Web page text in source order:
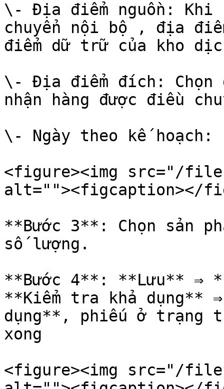
\- Địa điểm nguồn: Khi
chuyển nội bộ , địa
điểm dữ trữ của kho
\- Địa điểm đích: Chọn
nhận hàng được điều
\- Ngày theo kế hoạch:
<figure><img src="/files/
alt=""><figcaption></
**Bước 3**: Chọn sản
số lượng.
**Bước 4**: **Lưu** ⇒
**Kiểm tra khả dụng**
dụng**, phiếu ở trạng
xong
<figure><img src="/